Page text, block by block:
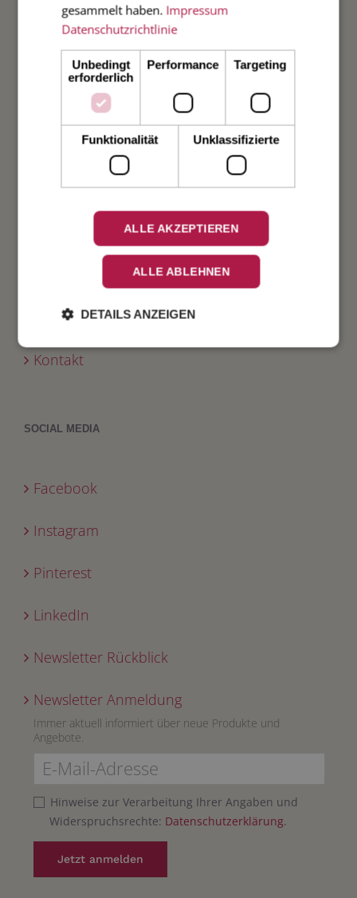
Anleitung
Unsere Papiere
Unsere Formate
Unsere Kuverts
Porto und Gewichte
Ausstellungen
Aktuelle Stellenangebote
Kontakt
SOCIAL MEDIA
Facebook
Instagram
Pinterest
LinkedIn
Newsletter Rückblick
Newsletter Anmeldung
Immer aktuell informiert über neue Produkte und
Angebote.
Hinweise zur Verarbeitung Ihrer Angaben und
Widerspruchsrechte: Datenschutzerklärung.
gesammelt haben. Impressum
Datenschutzrichtlinie
Unbedingt
erforderlich
Performance Targeting
Funktionalität Unklassifizierte
ALLE AKZEPTIEREN
ALLE ABLEHNEN
DETAILS ANZEIGEN